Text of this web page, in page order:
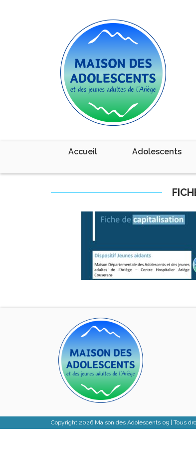
Accueil Adolescents
Copyright 2026 Maison des Adolescents 09 | Tous